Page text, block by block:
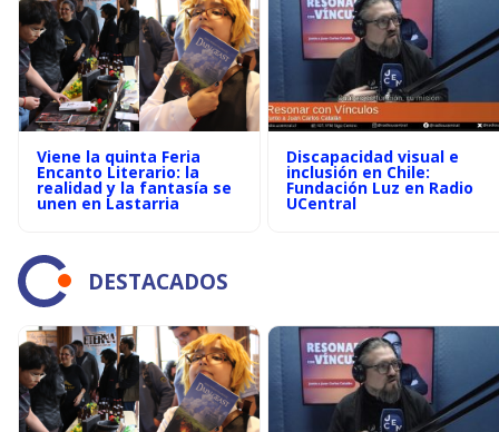
Viene la quinta Feria
Encanto Literario: la
realidad y la fantasía se
unen en Lastarria
Discapacidad visual e
inclusión en Chile:
Fundación Luz en Radio
UCentral
DESTACADOS